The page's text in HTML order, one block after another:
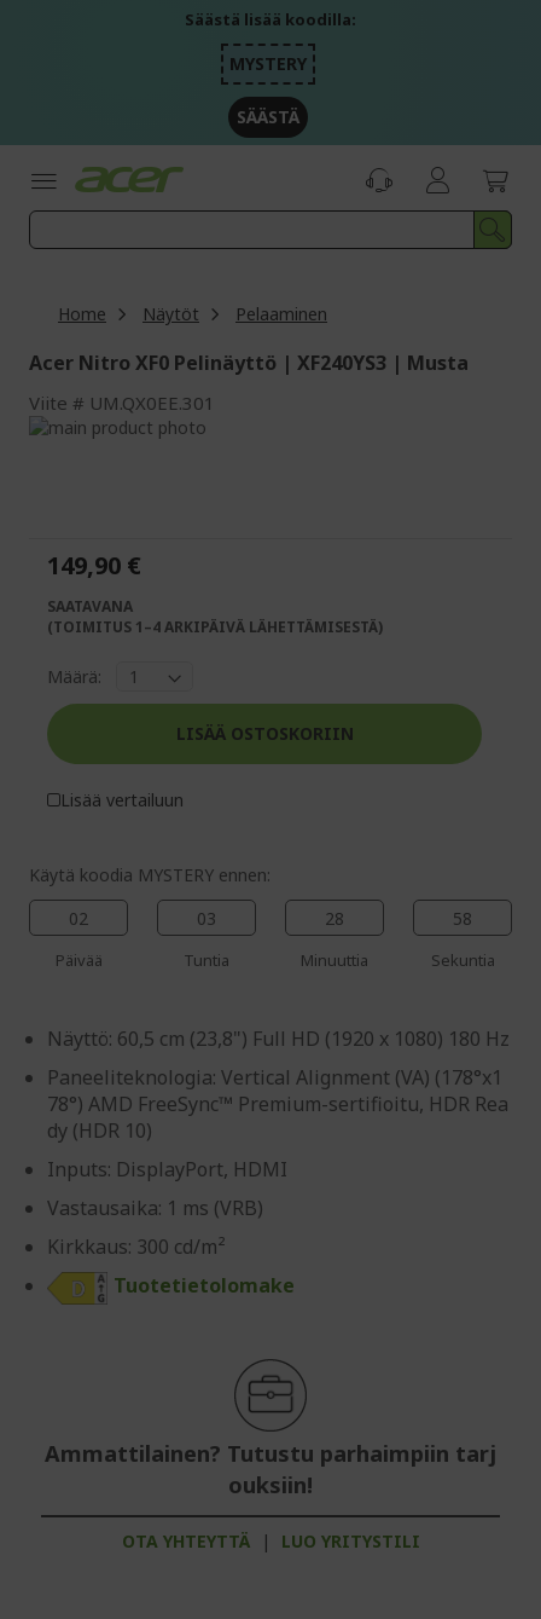
Säästä lisää koodilla:
MYSTERY
SÄÄSTÄ
Home Näytöt Pelaaminen
Acer Nitro XF0 Pelinäyttö | XF240YS3 | Musta
Viite UM.QX0EE.301
Skip
images
gallery
the
images
gallery
Käytä koodia MYSTERY ennen:
02
Päivää
03
Tuntia
28
Minuuttia
57
Sekuntia
Näyttö: 60,5 cm (23,8") Full HD (1920 x 1080) 180 Hz
Paneeliteknologia: Vertical Alignment (VA) (178°x1
78°) AMD FreeSync™ Premium-sertifioitu, HDR Rea
dy (HDR 10)
Inputs: DisplayPort, HDMI
Vastausaika: 1 ms (VRB)
Kirkkaus: 300 cd/m²
Tuotetietolomake
Ammattilainen? Tutustu parhaimpiin tarj
ouksiin!
OTA YHTEYTTÄ | LUO YRITYSTILI
149,90 €
SAATAVANA
(TOIMITUS 1–4 ARKIPÄIVÄ LÄHETTÄMISESTÄ)
Määrä:
LISÄÄ OSTOSKORIIN
Lisää vertailuun